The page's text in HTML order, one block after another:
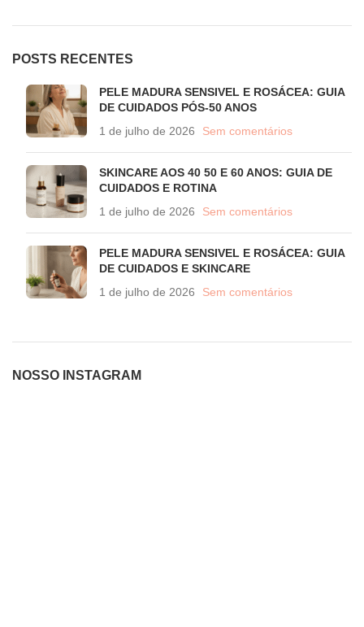
POSTS RECENTES
PELE MADURA SENSIVEL E ROSÁCEA: GUIA
DE CUIDADOS PÓS-50 ANOS
1 de julho de 2026
Sem comentários
SKINCARE AOS 40 50 E 60 ANOS: GUIA DE
CUIDADOS E ROTINA
1 de julho de 2026
Sem comentários
PELE MADURA SENSIVEL E ROSÁCEA: GUIA
DE CUIDADOS E SKINCARE
1 de julho de 2026
Sem comentários
NOSSO INSTAGRAM